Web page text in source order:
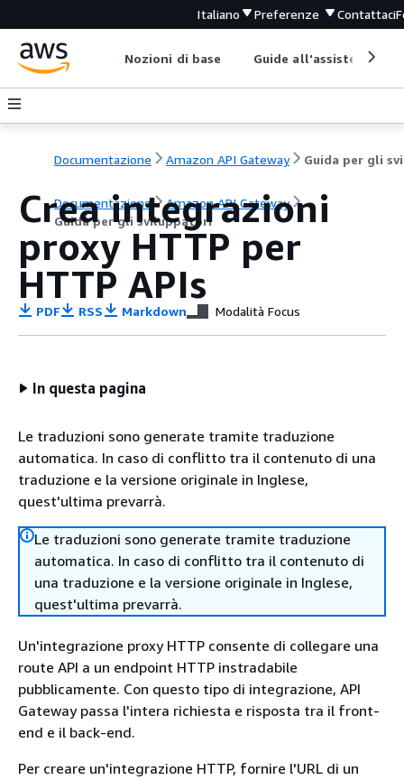
Italiano Preferenze Contattaci
Nozioni di base Guide all'assistenza
Documentazione Amazon API Gateway
Documentazione
Amazon API Gateway
Guida per gli sviluppatori
Crea integrazioni
proxy HTTP per
HTTP APIs
PDF RSS Markdown Modalità Focus
In questa pagina
Le traduzioni sono generate tramite traduzione
automatica. In caso di conflitto tra il contenuto di una
traduzione e la versione originale in Inglese,
quest'ultima prevarrà.
Le traduzioni sono generate tramite traduzione
automatica. In caso di conflitto tra il contenuto di
una traduzione e la versione originale in Inglese,
quest'ultima prevarrà.
Un'integrazione proxy HTTP consente di collegare una
route API a un endpoint HTTP instradabile
pubblicamente. Con questo tipo di integrazione, API
Gateway passa l'intera richiesta e risposta tra il front-
end e il back-end.
Per creare un'integrazione HTTP, fornire l'URL di un